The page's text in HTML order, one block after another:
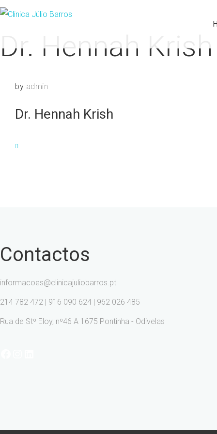
Dr. Hennah Krish
by admin
Dr. Hennah Krish
Contactos
informacoes@clinicajuliobarros.pt
214 782 472 | 916 090 624 | 962 026 485
Rua de Stº Eloy, nº46 A 1675 Pontinha - Odivelas